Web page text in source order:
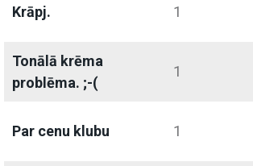
Krāpj. 1
Tonālā krēma
problēma. ;-(
1
Par cenu klubu 1